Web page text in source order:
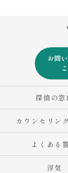
お問
探偵の窓
カウンセリン
よくある
浮気